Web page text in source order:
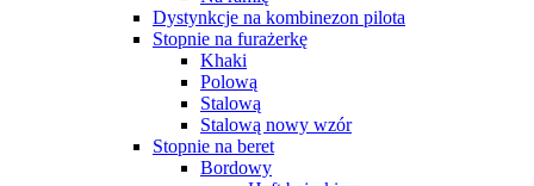
Dystynkcje na kombinezon pilota
Stopnie na furażerkę
Khaki
Polową
Stalową
Stalową nowy wzór
Stopnie na beret
Bordowy